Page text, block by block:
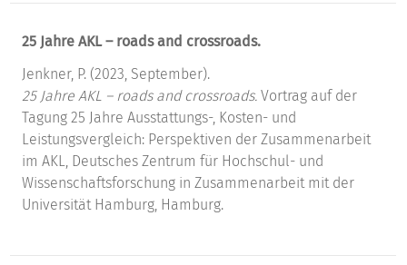
25 Jahre AKL – roads and crossroads.
Jenkner, P. (2023, September).
25 Jahre AKL – roads and crossroads. Vortrag auf der
Tagung 25 Jahre Ausstattungs-, Kosten- und
Leistungsvergleich: Perspektiven der Zusammenarbeit
im AKL, Deutsches Zentrum für Hochschul- und
Wissenschaftsforschung in Zusammenarbeit mit der
Universität Hamburg, Hamburg.